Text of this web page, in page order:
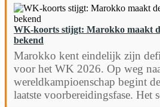
WK-koorts stijgt: Marokko maakt
bekend
Marokko kent eindelijk zijn
voor het WK 2026. Op weg
wereldkampioenschap begint
laatste voorbereidingsfase. Het